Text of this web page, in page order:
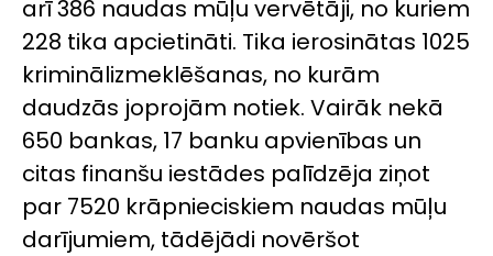
arī 386 naudas mūļu vervētāji, no kuriem
228 tika apcietināti. Tika ierosinātas 1025
kriminālizmeklēšanas, no kurām
daudzās joprojām notiek. Vairāk nekā
650 bankas, 17 banku apvienības un
citas finanšu iestādes palīdzēja ziņot
par 7520 krāpnieciskiem naudas mūļu
darījumiem, tādējādi novēršot